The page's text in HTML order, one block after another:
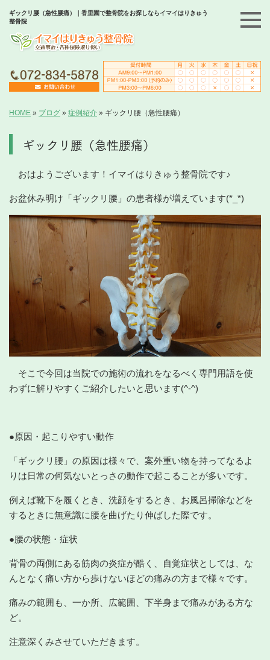
ギックリ腰（急性腰痛）｜香里園で整骨院をお探しならイマイはりきゅう
整骨院
HOME » ブログ » 症例紹介 » ギックリ腰（急性腰痛）
ギックリ腰（急性腰痛）
おはようございます！イマイはりきゅう整骨院です♪
お盆休み明け「ギックリ腰」の患者様が増えています(*_*)
そこで今回は当院での施術の流れをなるべく専門用語を使
わずに解りやすくご紹介したいと思います(^-^)
●原因・起こりやすい動作
「ギックリ腰」の原因は様々で、案外重い物を持ってなるよ
りは日常の何気ないとっさの動作で起こることが多いです。
例えば靴下を履くとき、洗顔をするとき、お風呂掃除などを
するときに無意識に腰を曲げたり伸ばした際です。
●腰の状態・症状
背骨の両側にある筋肉の炎症が酷く、自覚症状としては、な
んとなく痛い方から歩けないほどの痛みの方まで様々です。
痛みの範囲も、一か所、広範囲、下半身まで痛みがある方な
ど。
注意深くみさせていただきます。